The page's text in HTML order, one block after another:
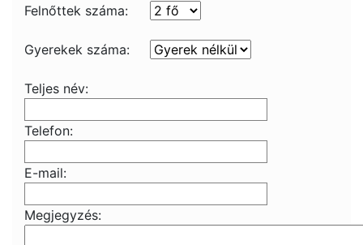
Felnőttek száma:
Gyerekek száma:
Teljes név:
Telefon:
E-mail:
Megjegyzés: